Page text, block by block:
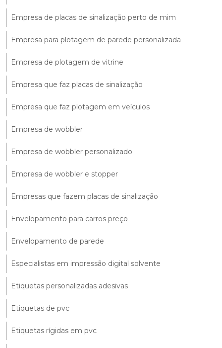
Empresa de placas de sinalização perto de mim
Empresa para plotagem de parede personalizada
Empresa de plotagem de vitrine
Empresa que faz placas de sinalização
Empresa que faz plotagem em veículos
Empresa de wobbler
Empresa de wobbler personalizado
Empresa de wobbler e stopper
Empresas que fazem placas de sinalização
Envelopamento para carros preço
Envelopamento de parede
Especialistas em impressão digital solvente
Etiquetas personalizadas adesivas
Etiquetas de pvc
Etiquetas rígidas em pvc